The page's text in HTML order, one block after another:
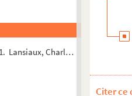
Lansiaux, Charles
Citer ce